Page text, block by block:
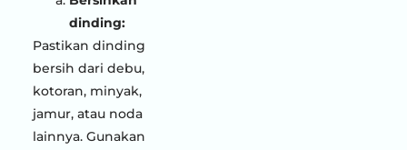
dinding:
Pastikan dinding
bersih dari debu,
kotoran, minyak,
jamur, atau noda
lainnya. Gunakan